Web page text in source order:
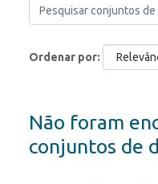
Ordenar por
Não foram
conjuntos de